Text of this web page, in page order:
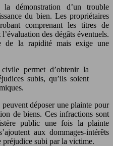
la démonstration d’un trouble
du bien. Les propriétaires
comprenant les titres de
des dégâts éventuels.
de la rapidité mais exige une
permet d’obtenir la
subis, qu’ils soient
déposer une plainte pour
de biens. Ces infractions sont
public une fois la plainte
aux dommages-intérêts
subi par la victime.